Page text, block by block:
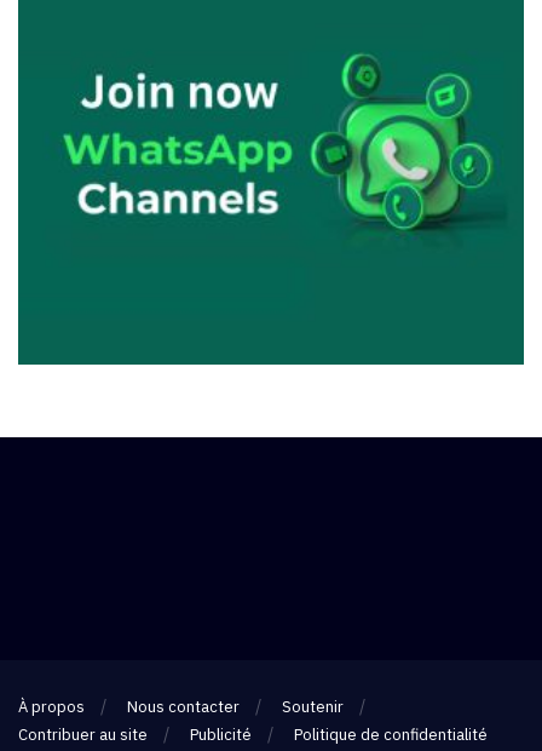
À propos Nous contacter
Soutenir
Contribuer au site
Publicité Politique de confidentialité